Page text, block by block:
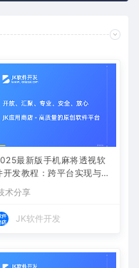
最新版手机麻将透视软
开发教程：跨平台实现与安
防封方案
术分享
JK软件开发